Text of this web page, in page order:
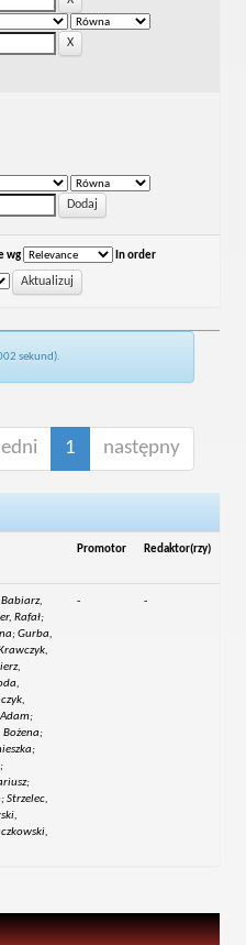
wg In order
sekund).
1 następny
Promotor Redaktor(rzy)
Rafał;
Gurba,
Bożena;
Strzelec,
- -